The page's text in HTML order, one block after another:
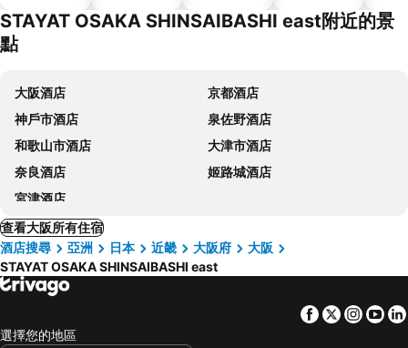
STAYAT OSAKA SHINSAIBASHI east附近的景
點
大阪酒店
京都酒店
神戶市酒店
泉佐野酒店
和歌山市酒店
大津市酒店
奈良酒店
姬路城酒店
宮津酒店
查看大阪所有住宿
酒店搜尋
亞洲 日本 近畿 大阪府
大阪
STAYAT OSAKA SHINSAIBASHI east
Facebook
Twitter
選擇您的地區